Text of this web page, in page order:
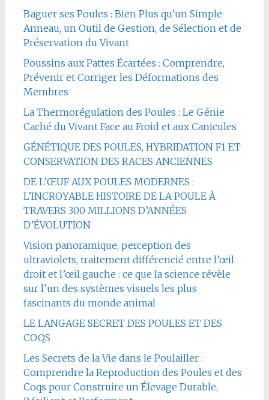
Baguer ses Poules : Bien Plus qu’un Simple
Anneau, un Outil de Gestion, de Sélection et de
Préservation du Vivant
Poussins aux Pattes Écartées : Comprendre,
Prévenir et Corriger les Déformations des
Membres
La Thermorégulation des Poules : Le Génie
Caché du Vivant Face au Froid et aux Canicules
GÉNÉTIQUE DES POULES, HYBRIDATION F1 ET
CONSERVATION DES RACES ANCIENNES
DE L’ŒUF AUX POULES MODERNES :
L’INCROYABLE HISTOIRE DE LA POULE À
TRAVERS 300 MILLIONS D’ANNÉES
D’ÉVOLUTION
Vision panoramique, perception des
ultraviolets, traitement différencié entre l’œil
droit et l’œil gauche : ce que la science révèle
sur l’un des systèmes visuels les plus
fascinants du monde animal
LE LANGAGE SECRET DES POULES ET DES
COQS
Les Secrets de la Vie dans le Poulailler :
Comprendre la Reproduction des Poules et des
Coqs pour Construire un Élevage Durable,